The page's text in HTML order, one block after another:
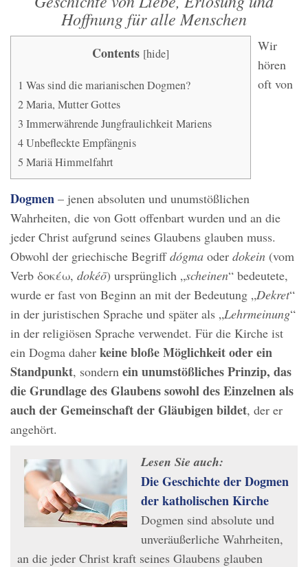
Hoffnung für alle Menschen
Contents [hide]
1 Was sind die marianischen Dogmen?
2Maria, Mutter Gottes
3 Immerwährende Jungfraulichkeit Mariens
4Unbefleckte Empfängnis
5 Mariä Himmelfahrt
Wir
hören
oft von
Dogmen – jenen absoluten und unumstößlichen
Wahrheiten, die von Gott offenbart wurden und an die
jeder Christ aufgrund seines Glaubens glauben muss.
Obwohl der griechische Begriffdógma oder dokein (vom
Verb δοκέω, dokéō) ursprünglich „scheinen“ bedeutete,
wurde er fast von Beginn an mit der Bedeutung „Dekret“
in der juristischen Sprache und später als „Lehrmeinung“
in der religiösen Sprache verwendet. Für die Kirche ist
ein Dogma daher keine bloße Möglichkeit oder ein
Standpunkt, sondern ein unumstößliches Prinzip, das
die Grundlage des Glaubens sowohl des Einzelnen als
auch der Gemeinschaft der Gläubigen bildet, der er
angehört.
Lesen Sie auch:
Die Geschichte der Dogmen
der katholischen Kirche
Dogmen sind absolute und
unveräußerliche Wahrheiten,
an die jeder Christ kraft seines Glaubens glauben